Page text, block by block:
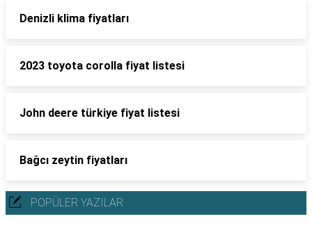
Denizli klima fiyatları
2023 toyota corolla fiyat listesi
John deere türkiye fiyat listesi
Bağcı zeytin fiyatları
POPÜLER YAZILAR